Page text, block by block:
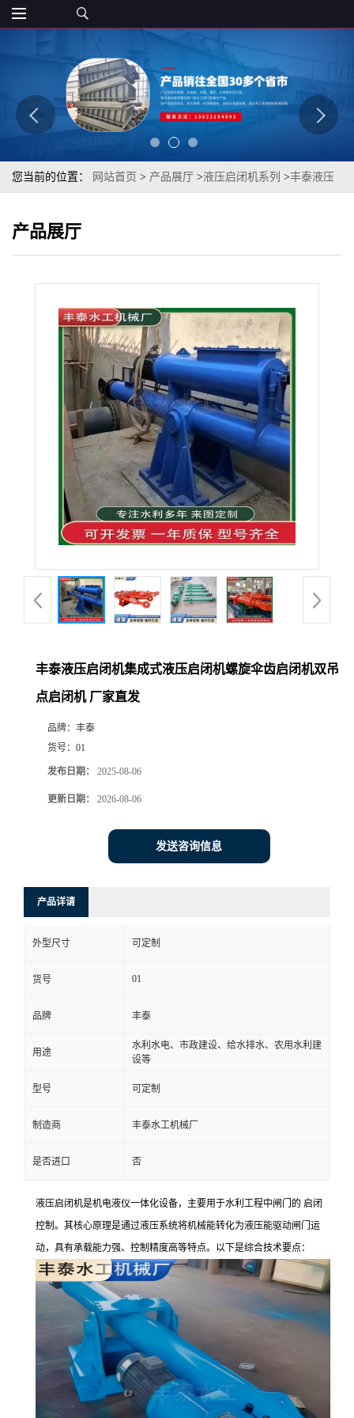
您当前的位置： 网站首页 > 产品展厅 >液压启闭机系列 >丰泰液压
产品展厅
丰泰液压启闭机集成式液压启闭机螺旋伞齿启闭机双吊
点启闭机 厂家直发
品牌： 丰泰
货号： 01
发布日期： 2025-08-06
更新日期： 2026-08-06
发送咨询信息
产品详请
外型尺寸 可定制
货号 01
品牌 丰泰
用途
水利水电、市政建设、给水排水、农用水利建
设等
型号 可定制
制造商 丰泰水工机械厂
是否进口 否
液压启闭机是机电液仪一体化设备，主要用于水利工程中闸门的 启闭
控制。其核心原理是通过液压系统将机械能转化为液压能驱动闸门运
动，具有承载能力强、控制精度高等特点。以下是综合技术要点：